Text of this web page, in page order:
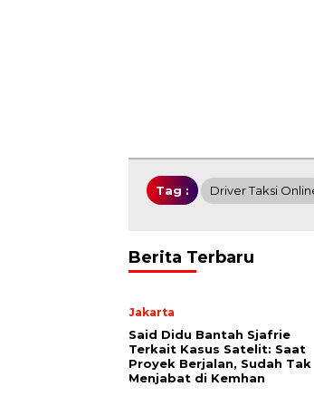
Tag : Driver Taksi
Berita Terbaru
Jakarta
Said Didu Bantah Sjafrie
Terkait Kasus Satelit: Saat
Proyek Berjalan, Sudah Tak
Menjabat di Kemhan